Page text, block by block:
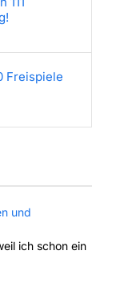
Freispiele
und
ich schon ein